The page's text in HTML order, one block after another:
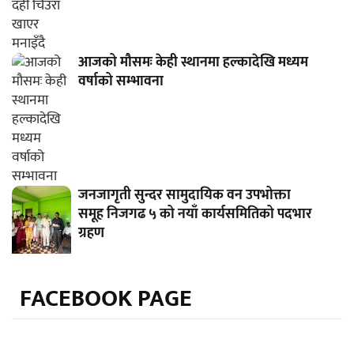
आजको मौसमः केही स्थानमा हल्कादेखि मध्यम
वर्षाको सम्भावना
जनजागृती सुन्दर सामुदायिक वन उपभोक्ता
समूह निजगढ ५ को नयाँ कार्यसमितिको पदभार
ग्रहण
FACEBOOK PAGE